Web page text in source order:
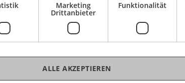
Marketing
Drittanbieter
Funktionalität
ALLE AKZEPTIEREN